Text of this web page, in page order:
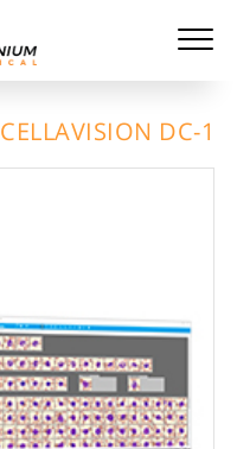
CELLAVISION DC-1